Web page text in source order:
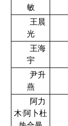
敏
王晨
光
王海
宇
尹升
燕
阿力
木·阿卜杜